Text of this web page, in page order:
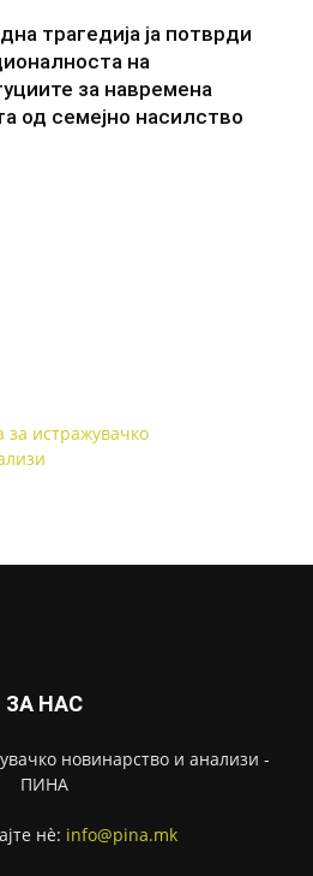
трагедија ја потврди
на
за навремена
од семејно насилство
истражувачко
ЗА НАС
новинарство и анализи -
ПИНА
нѐ: info@pina.mk